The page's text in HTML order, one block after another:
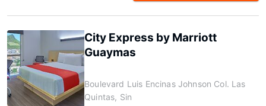
City Express by Marriott
Guaymas
Boulevard Luis Encinas Johnson Col. Las
Quintas, Sin